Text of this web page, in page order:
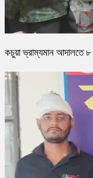
কচুয়া ভ্রাম্যমান আদালতে ৮